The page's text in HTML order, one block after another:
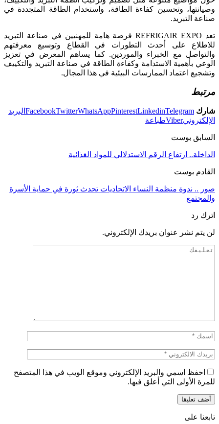
وصيانتها، وتحسين كفاءة الطاقة، واستخدام الطاقة المتجددة في
صناعة التبريد.
تعد REFRIGAIR EXPO فرصة هامة للمهنيين في صناعة التبريد
للاطلاع على أحدث التطورات في القطاع وتوسيع معرفتهم
والتواصل مع الخبراء والموردين. كما يساهم المعرض في تعزيز
الوعي بأهمية الاستدامة وكفاءة الطاقة في صناعة التبريد والتكييف
وتشجيع اعتماد الممارسات البيئية في هذا المجال.
مرتبط
شارك FacebookTwitterWhatsAppPinterestLinkedinTelegram
البريد
الإلكترونيViberطباعة
السابق بوست
الداخلة.. ارتفاع الرقم الاستدلالي للمواد الغذائية
القادم بوست
صور .. ندوة منظمة النساء الاتحاديات تحدث ثورة في حماية الأسرة
والمجتمع
اترك رد
لن يتم نشر عنوان بريدك الإلكتروني.
احفظ اسمي والبريد الإلكتروني وموقع الويب في هذا المتصفح
للمرة الأولى التي أعلق فيها.
تابعنا على